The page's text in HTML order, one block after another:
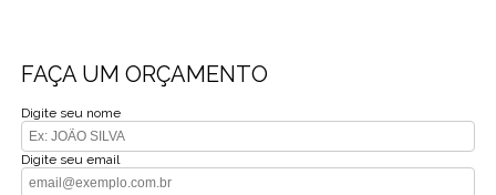
FAÇA UM ORÇAMENTO
Digite seu nome
Digite seu email